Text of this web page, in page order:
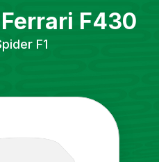
Ferrari F430
F1